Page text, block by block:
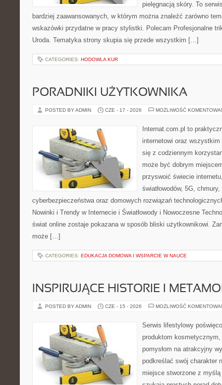
pielęgnacją skóry. To
bardziej zaawansowanych, w którym można znaleźć zarówno
wskazówki przydatne w pracy stylistki. Polecam Profesjonalne
Uroda. Tematyka strony skupia się przede wszystkim […]
CATEGORIES: HODOWLA KUR
PORADNIKI UŻYTKOWNIKA
POSTED BY ADMIN CZE - 17 - 2026 MOŻLIWOŚĆ
Internat.com.pl to
internetowi oraz
się z codziennym
może być dobrym
przyswoić świecie
światłowodów, 5G,
cyberbezpieczeństwa oraz domowych rozwiązań
Nowinki i Trendy w Internecie i Światłowody i Nowoczesne
świat online zostaje pokazana w sposób bliski użytkownikowi.
może […]
CATEGORIES: EDUKACJA DOMOWA I WSPARCIE W NAUCE
INSPIRUJĄCE HISTORIE I
POSTED BY ADMIN CZE - 15 - 2026 MOŻLIWOŚĆ
Serwis lifestylowy
produktom
pomysłom na atrakcyjny
podkreślać swój charakter
miejsce stworzone z